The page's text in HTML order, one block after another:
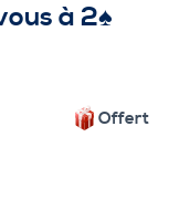
à 2♠
Offert